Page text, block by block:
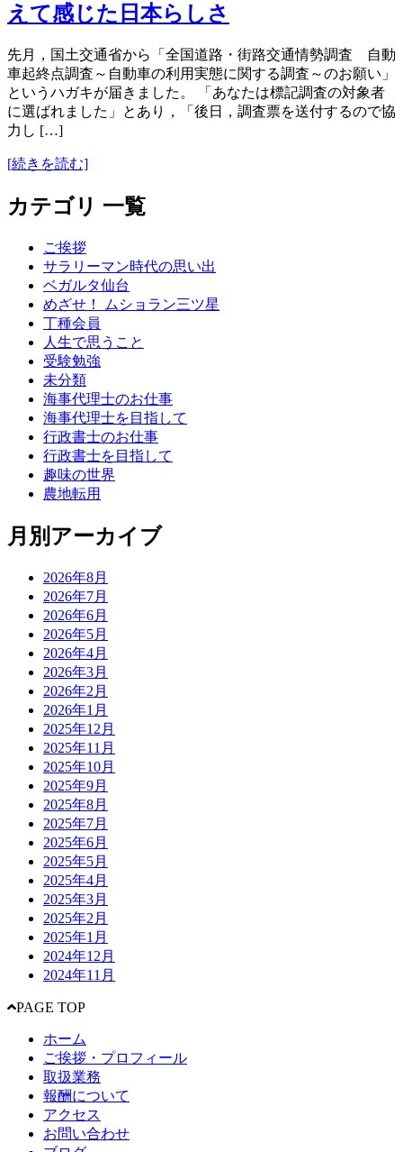
えて感じた日本らしさ
先月，国土交通省から「全国道路・街路交通情勢調査 自動
車起終点調査～自動車の利用実態に関する調査～のお願い」
というハガキが届きました。 「あなたは標記調査の対象者
に選ばれました」とあり，「後日，調査票を送付するので協
力し […]
[続きを読む]
カテゴリ 一覧
ご挨拶
サラリーマン時代の思い出
ベガルタ仙台
めざせ！ ムショラン三ツ星
丁種会員
人生で思うこと
受験勉強
未分類
海事代理士のお仕事
海事代理士を目指して
行政書士のお仕事
行政書士を目指して
趣味の世界
農地転用
月別アーカイブ
2026年8月
2026年7月
2026年6月
2026年5月
2026年4月
2026年3月
2026年2月
2026年1月
2025年12月
2025年11月
2025年10月
2025年9月
2025年8月
2025年7月
2025年6月
2025年5月
2025年4月
2025年3月
2025年2月
2025年1月
2024年12月
2024年11月
PAGE TOP
ホーム
ご挨拶・プロフィール
取扱業務
報酬について
アクセス
お問い合わせ